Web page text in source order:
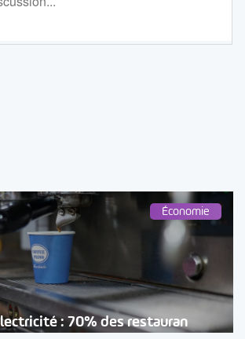
Économie
: 70% des restauran